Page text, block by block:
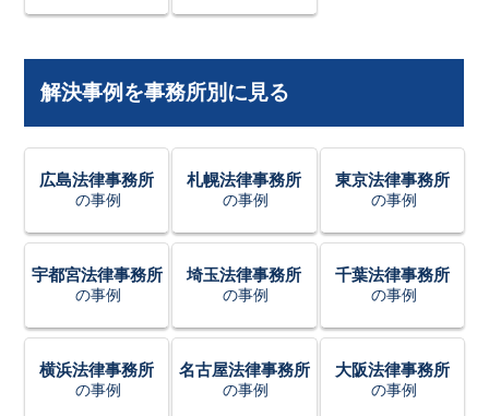
解決事例を事務所別に見る
広島法律事務所
の事例
札幌法律事務所
の事例
東京法律事務所
の事例
宇都宮法律事務所
の事例
埼玉法律事務所
の事例
千葉法律事務所
の事例
横浜法律事務所
の事例
名古屋法律事務所
の事例
大阪法律事務所
の事例